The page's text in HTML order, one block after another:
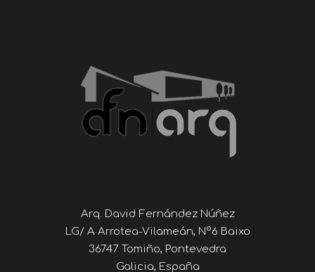
Arq. David Fernández Núñez
LG/ A Arrotea-Vilameán, Nº6 Baixo
36747 Tomiño, Pontevedra
Galicia, España